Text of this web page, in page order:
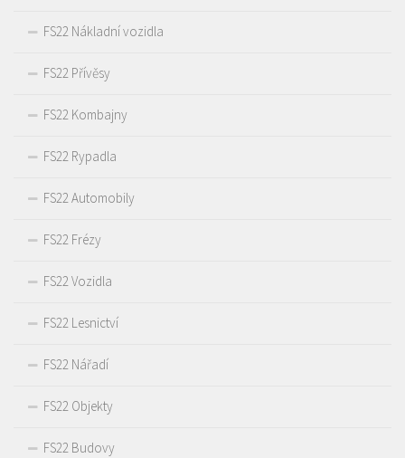
FS22 Nákladní vozidla
FS22 Přívěsy
FS22 Kombajny
FS22 Rypadla
FS22 Automobily
FS22 Frézy
FS22 Vozidla
FS22 Lesnictví
FS22 Nářadí
FS22 Objekty
FS22 Budovy